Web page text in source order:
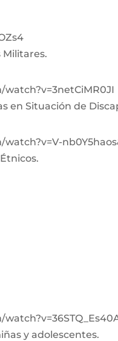
Militares.
en Situación de
y adolescentes.